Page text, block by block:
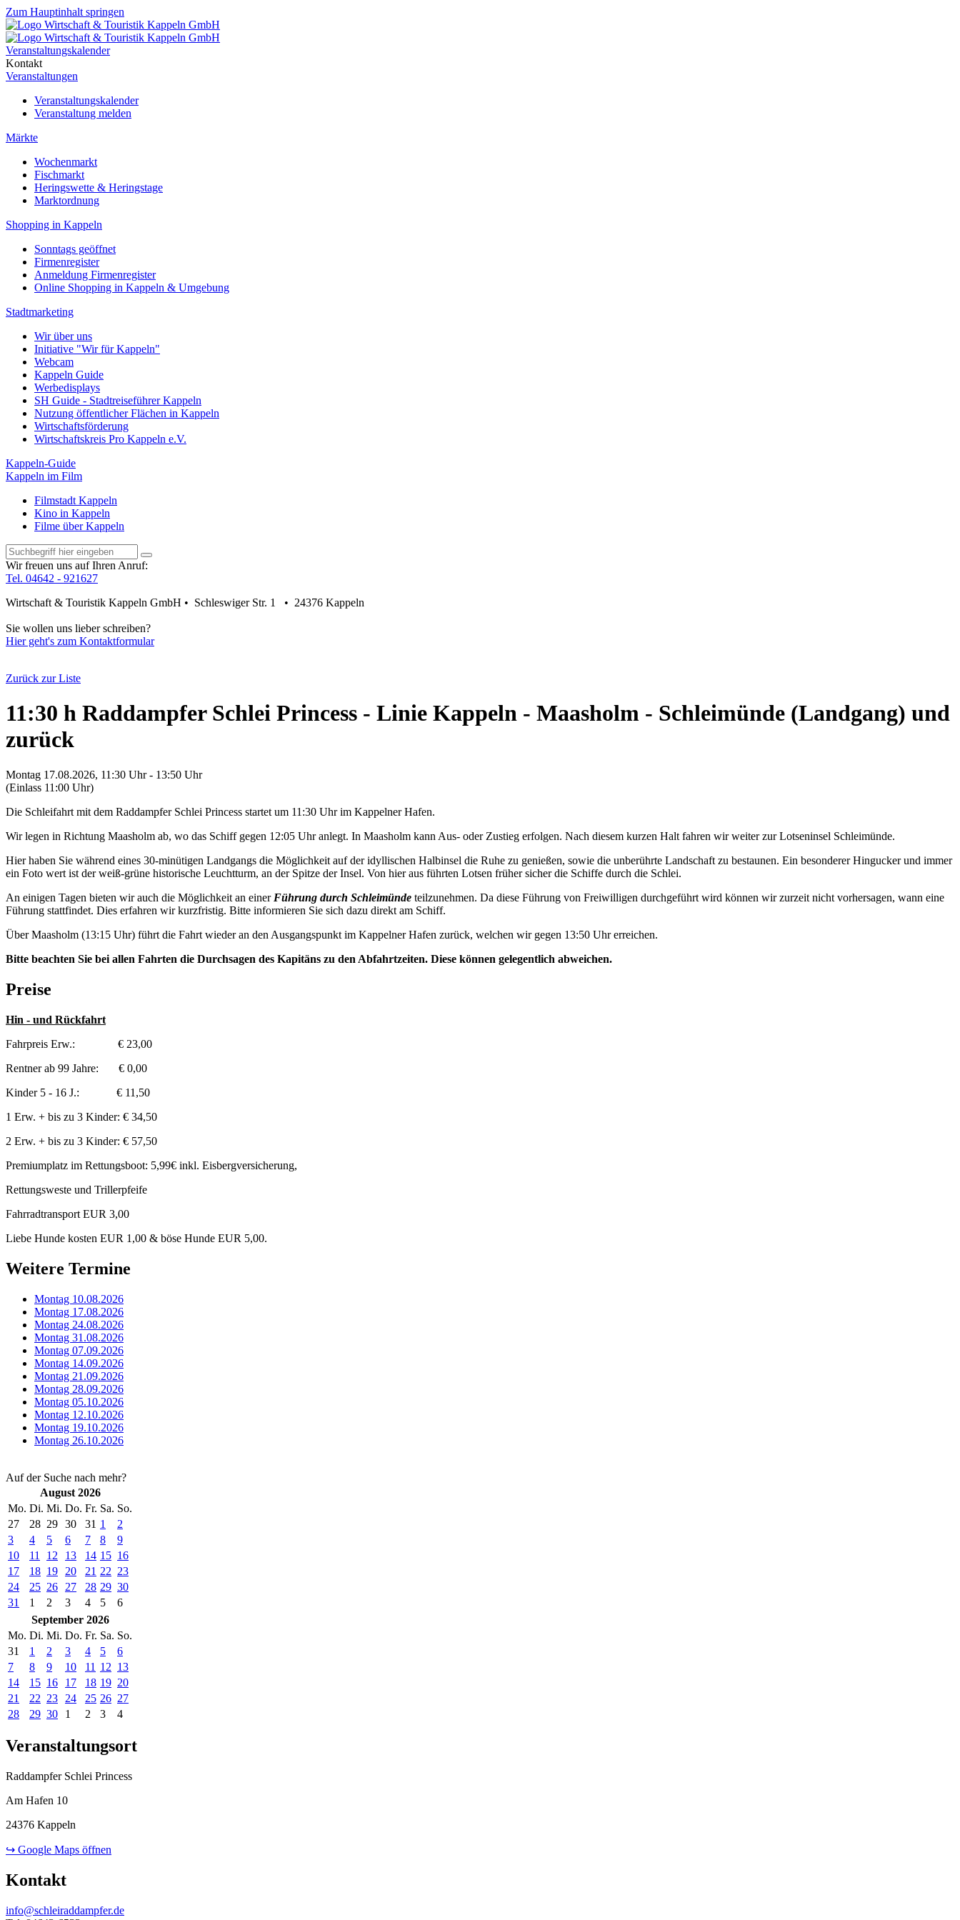
Zum Hauptinhalt springen
Veranstaltungskalender
Kontakt
Veranstaltungen
Veranstaltungskalender
Veranstaltung melden
Märkte
Wochenmarkt
Fischmarkt
Heringswette & Heringstage
Marktordnung
Shopping in Kappeln
Sonntags geöffnet
Firmenregister
Anmeldung Firmenregister
Online Shopping in Kappeln & Umgebung
Stadtmarketing
Wir über uns
Initiative "Wir für Kappeln"
Webcam
Kappeln Guide
Werbedisplays
SH Guide - Stadtreiseführer Kappeln
Nutzung öffentlicher Flächen in Kappeln
Wirtschaftsförderung
Wirtschaftskreis Pro Kappeln e.V.
Kappeln-Guide
Kappeln im Film
Filmstadt Kappeln
Kino in Kappeln
Filme über Kappeln
Wir freuen uns auf Ihren Anruf:
Tel. 04642 - 921627
Wirtschaft & Touristik Kappeln GmbH • Schleswiger Str. 1 • 24376 Kappeln
Sie wollen uns lieber schreiben?
Hier geht's zum Kontaktformular
Zurück zur Liste
11:30 h Raddampfer Schlei Princess - Linie Kappeln - Maasholm - Schleimünde (Landgang) und
zurück
Montag 17.08.2026, 11:30 Uhr - 13:50 Uhr
(Einlass 11:00 Uhr)
Die Schleifahrt mit dem Raddampfer Schlei Princess startet um 11:30 Uhr im Kappelner Hafen.
Wir legen in Richtung Maasholm ab, wo das Schiff gegen 12:05 Uhr anlegt. In Maasholm kann Aus- oder Zustieg erfolgen. Nach diesem kurzen Halt fahren wir weiter zur Lotseninsel Schleimünde.
Hier haben Sie während eines 30-minütigen Landgangs die Möglichkeit auf der idyllischen Halbinsel die Ruhe zu genießen, sowie die unberührte Landschaft zu bestaunen. Ein besonderer Hingucker und immer
ein Foto wert ist der weiß-grüne historische Leuchtturm, an der Spitze der Insel. Von hier aus führten Lotsen früher sicher die Schiffe durch die Schlei.
An einigen Tagen bieten wir auch die Möglichkeit an einer Führung durch Schleimünde teilzunehmen. Da diese Führung von Freiwilligen durchgeführt wird können wir zurzeit nicht vorhersagen, wann eine
Führung stattfindet. Dies erfahren wir kurzfristig. Bitte informieren Sie sich dazu direkt am Schiff.
Über Maasholm (13:15 Uhr) führt die Fahrt wieder an den Ausgangspunkt im Kappelner Hafen zurück, welchen wir gegen 13:50 Uhr erreichen.
Bitte beachten Sie bei allen Fahrten die Durchsagen des Kapitäns zu den Abfahrtzeiten. Diese können gelegentlich abweichen.
Preise
Hin - und Rückfahrt
Fahrpreis Erw.: € 23,00
Rentner ab 99 Jahre: € 0,00
Kinder 5 - 16 J.: € 11,50
1 Erw. + bis zu 3 Kinder: € 34,50
2 Erw. + bis zu 3 Kinder: € 57,50
Premiumplatz im Rettungsboot: 5,99€ inkl. Eisbergversicherung,
Rettungsweste und Trillerpfeife
Fahrradtransport EUR 3,00
Liebe Hunde kosten EUR 1,00 & böse Hunde EUR 5,00.
Weitere Termine
Montag 10.08.2026
Montag 17.08.2026
Montag 24.08.2026
Montag 31.08.2026
Montag 07.09.2026
Montag 14.09.2026
Montag 21.09.2026
Montag 28.09.2026
Montag 05.10.2026
Montag 12.10.2026
Montag 19.10.2026
Montag 26.10.2026
Auf der Suche nach mehr?
August 2026
Mo. Di. Mi. Do. Fr. Sa. So.
27
28 29 30 31 1
2
3
4 5 6 7 8
9
10
11 12 13 14 15 16
17
18 19 20 21 22 23
24
25 26 27 28 29 30
31
1 2 3 4 5
6
September 2026
Mo. Di. Mi. Do. Fr. Sa. So.
31
1 2 3 4 5
6
7
8 9 10 11 12 13
14
15 16 17 18 19 20
21
22 23 24 25 26 27
28
29 30 1 2 3 4
Veranstaltungsort
Raddampfer Schlei Princess
Am Hafen 10
24376 Kappeln
↪ Google Maps öffnen
Kontakt
info@schleiraddampfer.de